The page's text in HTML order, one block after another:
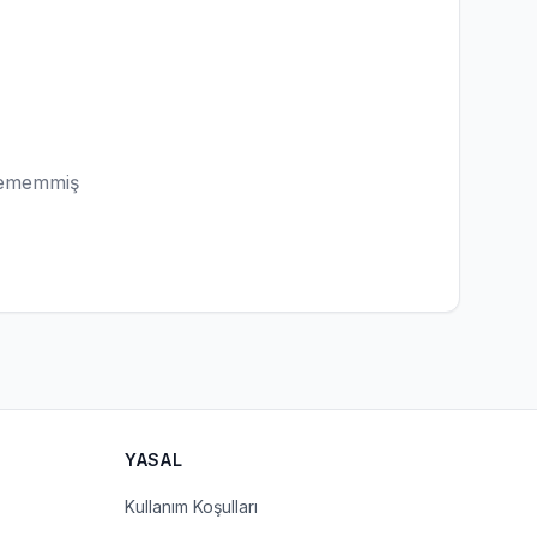
YASAL
Kullanım Koşulları